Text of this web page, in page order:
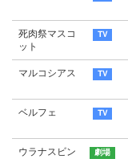
死肉祭マスコ
ット
マルコシアス
ベルフェ
ウラナスビン